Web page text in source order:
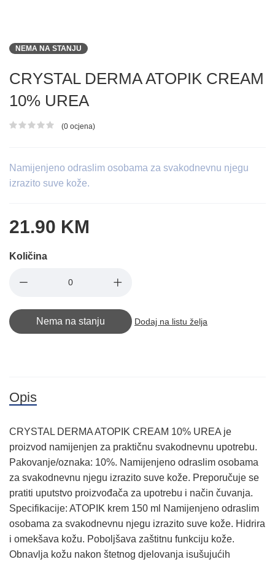
NEMA NA STANJU
CRYSTAL DERMA ATOPIK CREAM
10% UREA
Ocjena proizvoda
(0 ocjena)
Namijenjeno odraslim osobama za svakodnevnu njegu
izrazito suve kože.
21.90 KM
Količina
Nema na stanju Dodaj na listu želja
Opis
CRYSTAL DERMA ATOPIK CREAM 10% UREA je
proizvod namijenjen za praktičnu svakodnevnu upotrebu.
Pakovanje/oznaka: 10%. Namijenjeno odraslim osobama
za svakodnevnu njegu izrazito suve kože. Preporučuje se
pratiti uputstvo proizvođača za upotrebu i način čuvanja.
Specifikacije: ATOPIK krem 150 ml Namijenjeno odraslim
osobama za svakodnevnu njegu izrazito suve kože. Hidrira
i omekšava kožu. Poboljšava zaštitnu funkciju kože.
Obnavlja kožu nakon štetnog djelovanja isušujućih